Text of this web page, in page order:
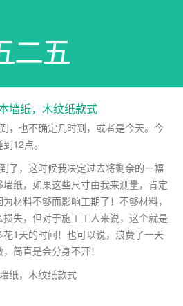
二五
墙纸，木纹纸款式
，也不确定几时到，或者是今天。今
12点。
了，这时候我决定过去将剩余的一幅
纸，如果这些尺寸由我来测量，肯定
材料不够而影响工期了！不够材料，
失，但对于施工工人来说，这个就是
1天的时间！也可以说，浪费了一天
简直是会分身不开！
纸，木纹纸款式